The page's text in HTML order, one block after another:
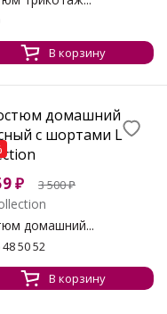
В корзину
₽ 3 500₽
домашний...
50 52
В корзину